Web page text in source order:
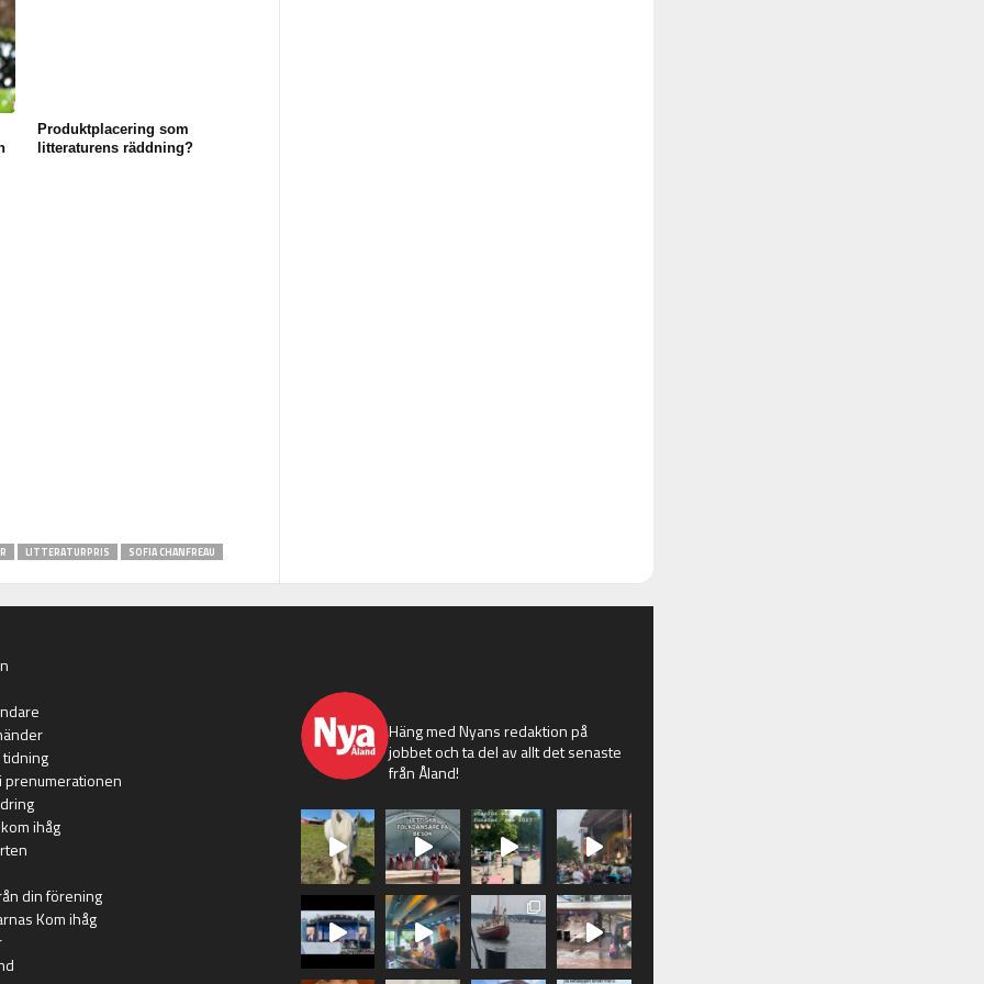
Produktplacering som
litteraturens räddning?
LITTERATURPRIS SOFIA CHANFREAU
prenumerationen
ihåg
din förening
Kom ihåg
Häng med Nyans redaktion på
jobbet och ta del av allt det senaste
från Åland!